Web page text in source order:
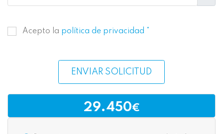
Acepto la política de privacidad *
ENVIAR SOLICITUD
29.450€